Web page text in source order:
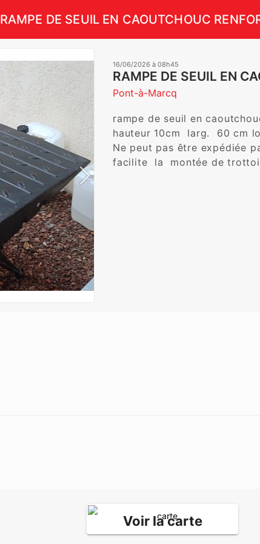
RAMPE DE SEUIL EN CAOUTCHOUC
16/06/2026 à 08h45
RAMPE DE SEUIL EN
Pont-à-Marcq
rampe de seuil en
hauteur 10cm  larg.  60 cm
Ne peut pas être expédiée
facilite  la  montée de
Voir la carte